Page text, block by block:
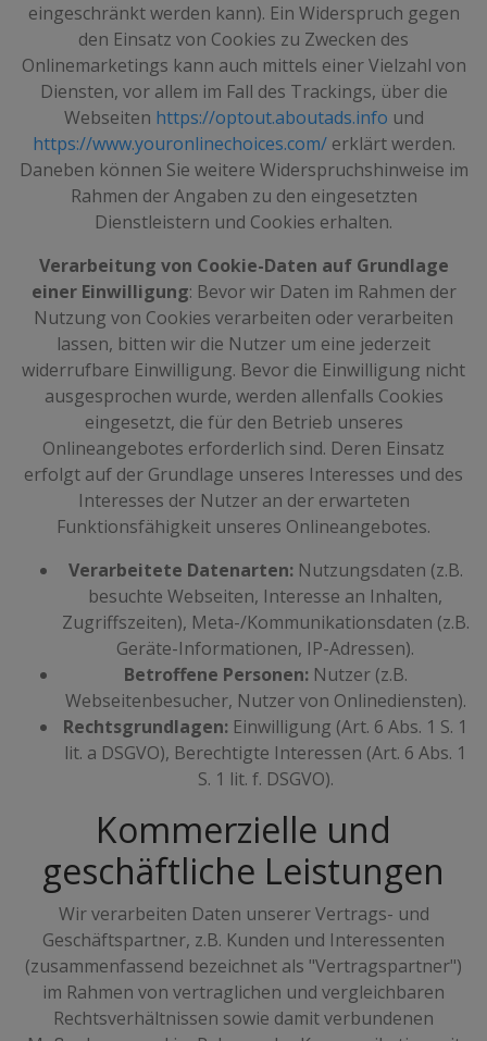
eingeschränkt werden kann). Ein Widerspruch gegen
den Einsatz von Cookies zu Zwecken des
Onlinemarketings kann auch mittels einer Vielzahl von
Diensten, vor allem im Fall des Trackings, über die
Webseiten https://optout.aboutads.info und
https://www.youronlinechoices.com/erklärt werden.
Daneben können Sie weitere Widerspruchshinweise im
Rahmen der Angaben zu den eingesetzten
Dienstleistern und Cookies erhalten.
Verarbeitung von Cookie-Daten auf Grundlage
einer Einwilligung: Bevor wir Daten im Rahmen der
Nutzung von Cookies verarbeiten oder verarbeiten
lassen, bitten wir die Nutzer um eine jederzeit
widerrufbare Einwilligung. Bevor die Einwilligung nicht
ausgesprochen wurde, werden allenfalls Cookies
eingesetzt, die für den Betrieb unseres
Onlineangebotes erforderlich sind. Deren Einsatz
erfolgt auf der Grundlage unseres Interesses und des
Interesses der Nutzer an der erwarteten
Funktionsfähigkeit unseres Onlineangebotes.
Verarbeitete Datenarten:Nutzungsdaten (z.B.
besuchte Webseiten, Interesse an Inhalten,
Zugriffszeiten), Meta-/Kommunikationsdaten (z.B.
Geräte-Informationen, IP-Adressen).
Betroffene Personen:Nutzer (z.B.
Webseitenbesucher, Nutzer von Onlinediensten).
Rechtsgrundlagen: Einwilligung (Art. 6 Abs. 1 S. 1
lit. a DSGVO), Berechtigte Interessen (Art. 6 Abs. 1
S. 1 lit. f. DSGVO).
Kommerzielle und
geschäftliche Leistungen
Wir verarbeiten Daten unserer Vertrags- und
Geschäftspartner, z.B. Kunden und Interessenten
(zusammenfassend bezeichnet als "Vertragspartner")
im Rahmen von vertraglichen und vergleichbaren
Rechtsverhältnissen sowie damit verbundenen